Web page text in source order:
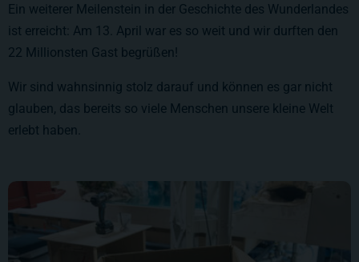
Ein weiterer Meilenstein in der Geschichte des Wunderlandes
ist erreicht: Am 13. April war es so weit und wir durften den
22 Millionsten Gast begrüßen!
Wir sind wahnsinnig stolz darauf und können es gar nicht
glauben, das bereits so viele Menschen unsere kleine Welt
erlebt haben.